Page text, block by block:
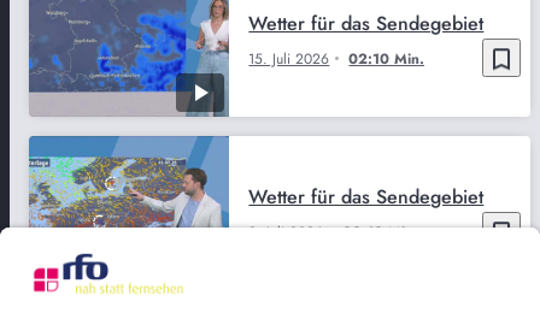
bookmark_border
15. Juli 2026 02:10 Min.
Wetter für das Sendegebiet
bookmark_border
2. Juli 2026 02:10 Min.
Wetter für das Sendegebiet